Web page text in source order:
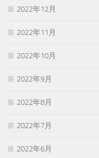
2022年12月
2022年11月
2022年10月
2022年9月
2022年8月
2022年7月
2022年6月